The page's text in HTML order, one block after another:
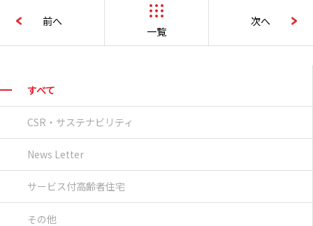
すべて
CSR・サステナビリティ
News Letter
サービス付高齢者住宅
その他
前へ
一覧
次へ